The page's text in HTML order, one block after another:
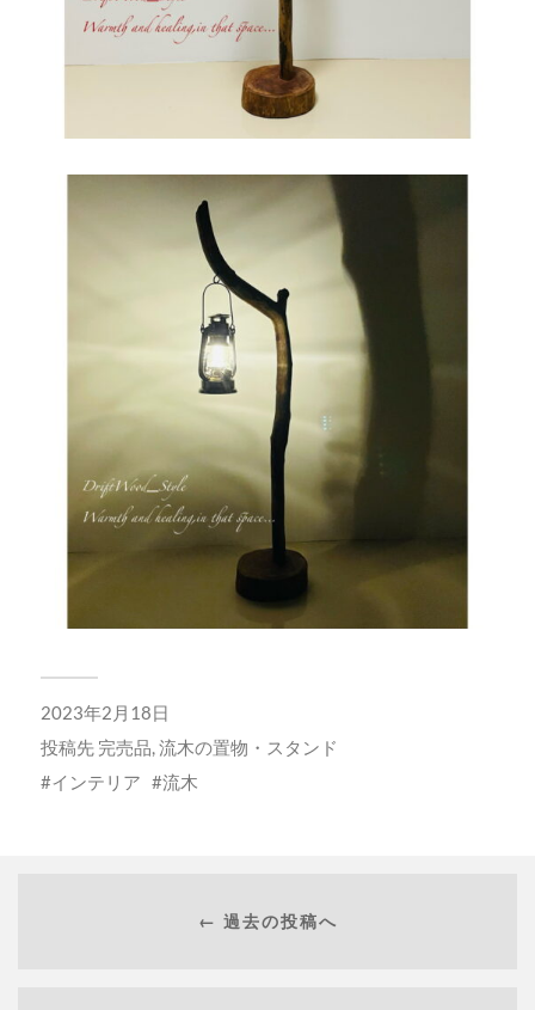
2023年2月18日
投稿先 完売品,流木の置物・スタンド
インテリア
流木
← 過去の投稿へ